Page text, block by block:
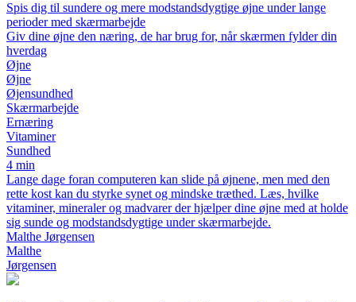
Spis dig til sundere og mere modstandsdygtige øjne under lange
perioder med skærmarbejde
Giv dine øjne den næring, de har brug for, når skærmen fylder din
hverdag
Øjne
Øjne
Øjensundhed
Skærmarbejde
Ernæring
Vitaminer
Sundhed
4 min
Lange dage foran computeren kan slide på øjnene, men med den
rette kost kan du styrke synet og mindske træthed. Læs, hvilke
vitaminer, mineraler og madvarer der hjælper dine øjne med at holde
sig sunde og modstandsdygtige under skærmarbejde.
Malthe Jørgensen
Malthe
Jørgensen